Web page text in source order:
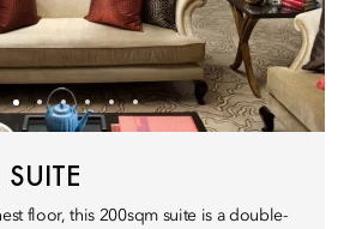
floor, this 200sqm suite is a double-